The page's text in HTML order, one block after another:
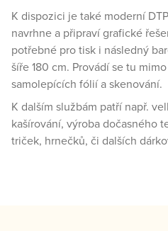
K dispozici je také moderní
navrhne a připraví grafické
potřebné pro tisk i následný
šíře 180 cm. Provádí se tu
samolepících fólií a skenování.
K dalším službám patří např.
kašírování, výroba dočasného
triček, hrnečků, či dalších